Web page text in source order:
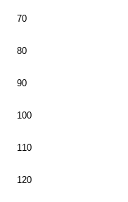
70
80
90
100
110
120